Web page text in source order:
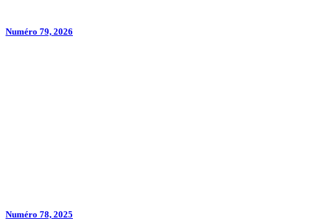
Numéro 79, 2026
Numéro 78, 2025